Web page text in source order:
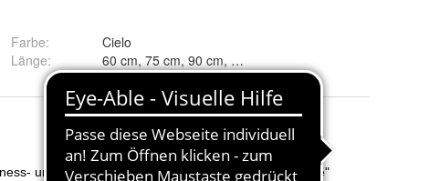
Farbe:
Cielo
Länge: